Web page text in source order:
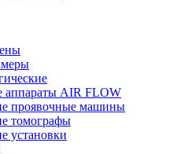
аппараты AIR FLOW
проявочные машины
томографы
установки